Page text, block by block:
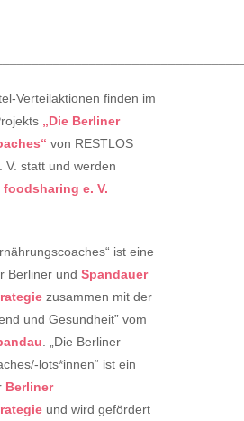
Verteilaktionen finden im
„Die Berliner
von RESTLOS
V. statt und werden
foodsharing e. V.
ist eine
Berliner und Spandauer
zusammen mit der
und Gesundheit” vom
. „Die Berliner
lots*innen“ ist ein
Berliner
und wird gefördert